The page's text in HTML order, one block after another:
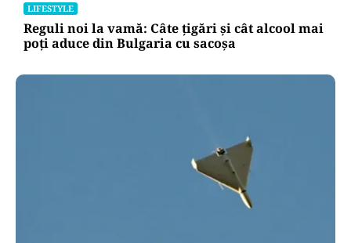
LIFESTYLE
Reguli noi la vamă: Câte țigări și cât alcool mai
poți aduce din Bulgaria cu sacoșa